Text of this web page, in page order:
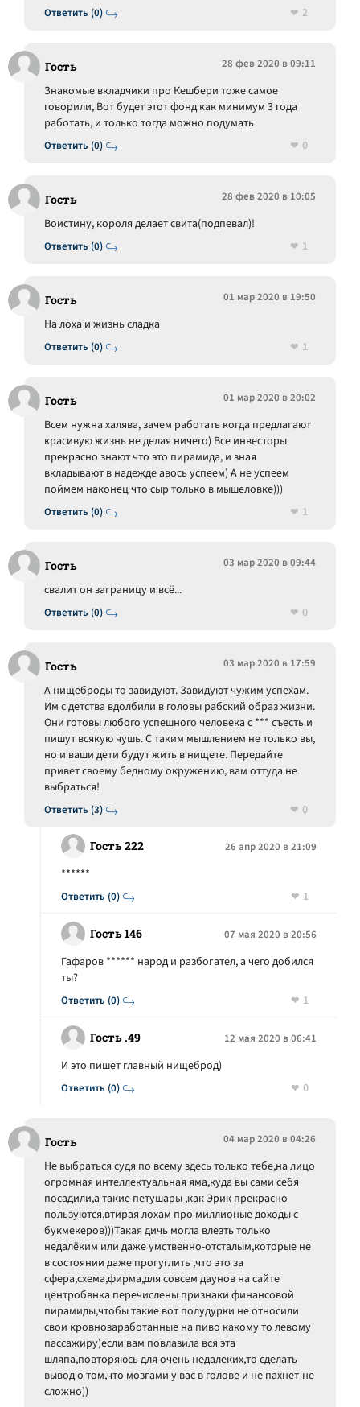
Ответить (0)
2
Гость 28 фев 2020 в 09:11
Ответить (0)
Знакомые вкладчики про Кешбери тоже самое
говорили, Вот будет этот фонд как минимум 3 года
работать, и только тогда можно подумать
0
Гость 28 фев 2020 в 10:05
Ответить (0)
Воистину, короля делает свита(подпевал)!
1
Гость 01 мар 2020 в 19:50
Ответить (0)
На лоха и жизнь сладка
1
Гость 01 мар 2020 в 20:02
Ответить (0)
Всем нужна халява, зачем работать когда предлагают
красивую жизнь не делая ничего) Все инвесторы
прекрасно знают что это пирамида, и зная
вкладывают в надежде авось успеем) А не успеем
поймем наконец что сыр только в мышеловке)))
1
Гость 03 мар 2020 в 09:44
Ответить (0)
свалит он заграницу и всё...
0
Гость 03 мар 2020 в 17:59
Ответить (3)
А нищеброды то завидуют. Завидуют чужим успехам.
Им с детства вдолбили в головы рабский образ жизни.
Они готовы любого успешного человека с *** съесть и
пишут всякую чушь. С таким мышлением не только вы,
но и ваши дети будут жить в нищете. Передайте
привет своему бедному окружению, вам оттуда не
выбраться!
0
Гость 222 26 апр 2020 в 21:09
Ответить (0)
******
1
Гость 146 07 мая 2020 в 20:56
Ответить (0)
Гафаров ****** народ и разбогател, а чего добился
ты?
1
Гость .49 12 мая 2020 в 06:41
Ответить (0)
И это пишет главный нищеброд)
0
Гость 04 мар 2020 в 04:26
Не выбраться судя по всему здесь только тебе,на лицо
огромная интеллектуальная яма,куда вы сами себя
посадили,а такие петушары ,как Эрик прекрасно
пользуются,втирая лохам про миллионые доходы с
букмекеров)))Такая дичь могла влезть только
недалёким или даже умственно-отсталым,которые не
в состоянии даже прогуглить ,что это за
сфера,схема,фирма,для совсем даунов на сайте
центробвнка перечислены признаки финансовой
пирамиды,чтобы такие вот полудурки не относили
свои кровнозаработанные на пиво какому то левому
пассажиру)если вам повлазила вся эта
шляпа,повторяюсь для очень недалеких,то сделать
вывод о том,что мозгами у вас в голове и не пахнет-не
сложно))